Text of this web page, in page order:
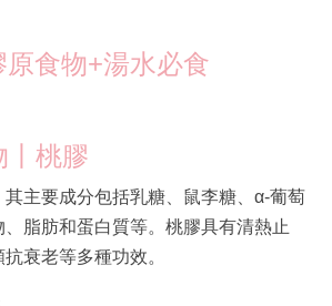
原食物+湯水必食
丨桃膠
主要成分包括乳糖、鼠李糖、α-葡萄
脂肪和蛋白質等。桃膠具有清熱止
衰老等多種功效。